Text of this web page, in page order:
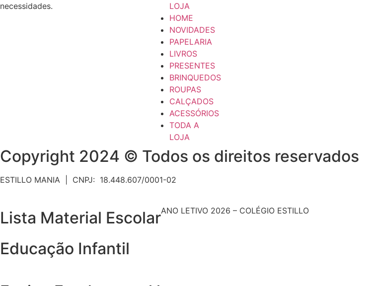
necessidades.
LOJA
HOME
NOVIDADES
PAPELARIA
LIVROS
PRESENTES
BRINQUEDOS
ROUPAS
CALÇADOS
ACESSÓRIOS
TODA A
LOJA
Copyright 2024 © Todos os direitos reservados
ESTILLO MANIA | CNPJ: 18.448.607/0001-02
Lista Material EscolarANO LETIVO 2026 – COLÉGIO ESTILLO
Educação Infantil